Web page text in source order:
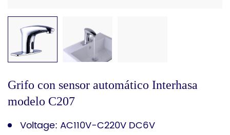
Grifo con sensor automático Interhasa
modelo C207
Voltage: AC110V-C220V DC6V